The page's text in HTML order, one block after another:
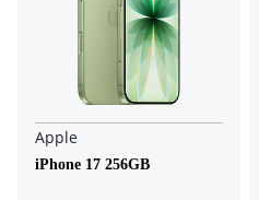
Apple
iPhone 17 256GB